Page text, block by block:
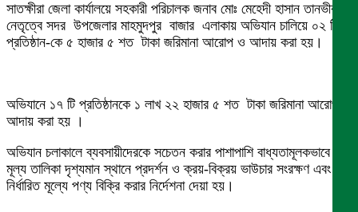
সাতক্ষীরা জেলা কার্যালয়ে সহকারী পরিচালক জনাব মোঃ মেহেদী হাসান তানভীরএর
নেতৃত্বে সদর উপজেলার মাহমুদপুর বাজার এলাকায় অভিযান চালিয়ে ০২ টি
প্রতিষ্ঠান-কে ৫ হাজার ৫ শত টাকা জরিমানা আরোপ ও আদায় করা হয়।
অভিযানে ১৭ টি প্রতিষ্ঠানকে ১ লাখ ২২ হাজার ৫ শত টাকা জরিমানা আরোপ ও
আদায় করা হয় ।
অভিযান চলাকালে ব্যবসায়ীদেরকে সচেতন করার পাশাপাশি বাধ্যতামূলকভাবে
মূল্য তালিকা দৃশ্যমান স্থানে প্রদর্শন ও ক্রয়-বিক্রয় ভাউচার সংরক্ষণ এবং
নির্ধারিত মূল্যে পণ্য বিক্রি করার নির্দেশনা দেয়া হয়।